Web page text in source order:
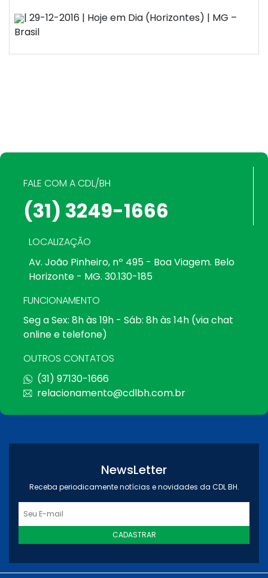
| 29-12-2016 | Hoje em Dia (Horizontes) | MG –
Brasil
FALE COM A CDL/BH
(31) 3249-1666
LOCALIZAÇÃO
Av. João Pinheiro, nº 495 - Boa Viagem. Belo
Horizonte - MG. 30.130-185
FUNCIONAMENTO
Seg a Sex: 8h às 19h - Sáb: 8h às 14h (via chat
online e telefone)
OUTROS CONTATOS
(31) 97130-1666
relacionamento@cdlbh.com.br
NewsLetter
Receba periodicamente notícias e novidades da CDL BH.
CADASTRAR